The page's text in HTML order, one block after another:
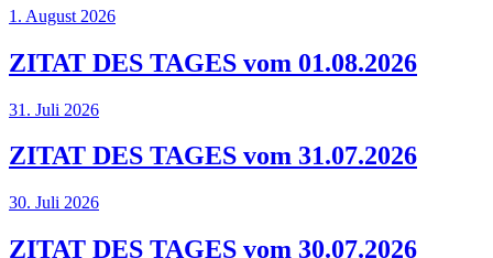
1. August 2026
ZITAT DES TAGES vom 01.08.2026
31. Juli 2026
ZITAT DES TAGES vom 31.07.2026
30. Juli 2026
ZITAT DES TAGES vom 30.07.2026